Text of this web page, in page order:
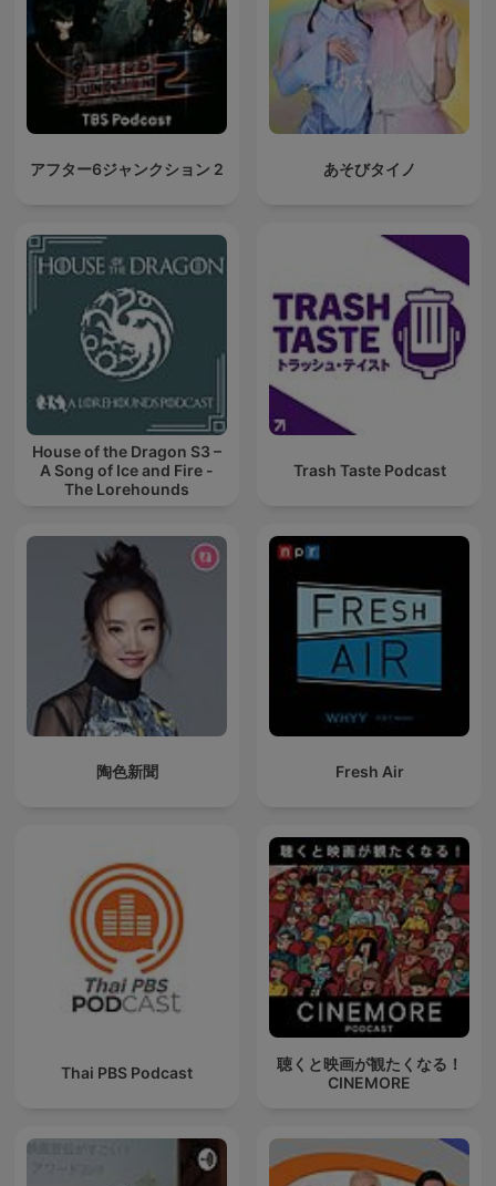
アフター6ジャンクション 2 あそびタイノ
House of the Dragon S3 –
A Song of Ice and Fire -
The Lorehounds
Trash Taste Podcast
陶色新聞 Fresh Air
Thai PBS Podcast
聴くと映画が観たくなる！
CINEMORE